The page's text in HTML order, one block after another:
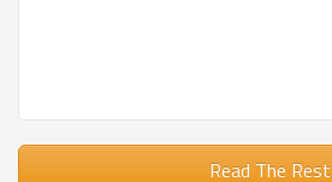
Read The Rest